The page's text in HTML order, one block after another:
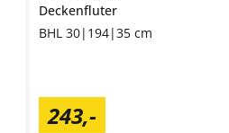
Deckenfluter
BHL 30|194|35 cm
243,-